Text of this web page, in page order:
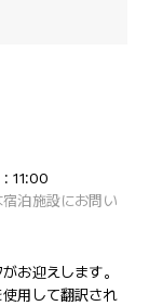
11:00
泊施設にお問い
お迎えします。
用して翻訳され